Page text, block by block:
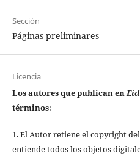
Sección
Páginas preliminares
Licencia
Los autores que publican en
términos:
1. El Autor retiene el copyright
entiende todos los objetos